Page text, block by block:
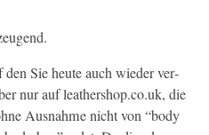
Sie heute auch wieder ver­
nur auf leathershop.co.uk, die
Aus­nahme nicht von “body